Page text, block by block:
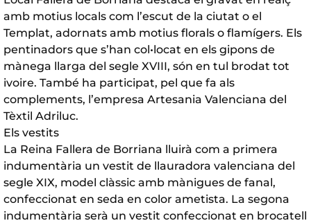
amb motius locals com l’escut de la ciutat o el
Templat, adornats amb motius florals o flamígers. Els
pentinadors que s’han col•locat en els gipons de
mànega llarga del segle XVIII, són en tul brodat tot
ivoire. També ha participat, pel que fa als
complements, l’empresa Artesania Valenciana del
Tèxtil Adriluc.
Els vestits
La Reina Fallera de Borriana lluirà com a primera
indumentària un vestit de llauradora valenciana del
segle XIX, model clàssic amb mànigues de fanal,
confeccionat en seda en color ametista. La segona
indumentària serà un vestit confeccionat en brocatell